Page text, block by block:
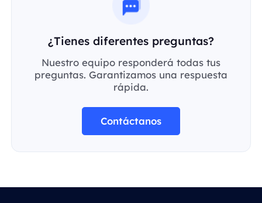
¿Tienes diferentes preguntas?
Nuestro equipo responderá todas tus
preguntas. Garantizamos una respuesta
rápida.
Contáctanos